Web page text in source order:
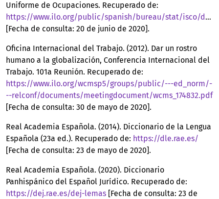
Uniforme de Ocupaciones. Recuperado de:
https://www.ilo.org/public/spanish/bureau/stat/isco/docs/resol08.pdf
[Fecha de consulta: 20 de junio de 2020].
Oficina Internacional del Trabajo. (2012). Dar un rostro
humano a la globalización, Conferencia Internacional del
Trabajo. 101a Reunión. Recuperado de:
https://www.ilo.org/wcmsp5/groups/public/---ed_norm/-
--relconf/documents/meetingdocument/wcms_174832.pdf
[Fecha de consulta: 30 de mayo de 2020].
Real Academia Española. (2014). Diccionario de la Lengua
Española (23a ed.). Recuperado de: https://dle.rae.es/
[Fecha de consulta: 23 de mayo de 2020].
Real Academia Española. (2020). Diccionario
Panhispánico del Español Jurídico. Recuperado de:
https://dej.rae.es/dej-lemas [Fecha de consulta: 23 de